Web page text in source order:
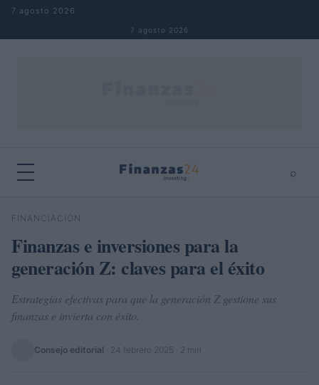
Saltar al contenido
7 agosto 2026
7 agosto 2026
⌕
Buscar
FINANCIACIÓN
Finanzas e inversiones para la
generación Z: claves para el éxito
Estrategias efectivas para que la generación Z gestione sus
finanzas e invierta con éxito.
Consejo editorial 24 febrero 2025 · 2 min